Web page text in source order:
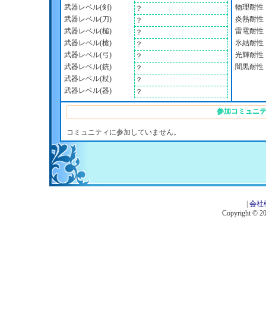
武器レベル(剣)
？
武器レベル(刀)
？
武器レベル(槌)
？
武器レベル(槍)
？
武器レベル(弓)
？
武器レベル(銃)
？
武器レベル(杖)
？
武器レベル(器)
？
物理耐性
炎熱耐性
雷電耐性
氷結耐性
光輝耐性
闇黒耐性
参加コミュニ
コミュニティに参加していません。
会社
Copyright ©